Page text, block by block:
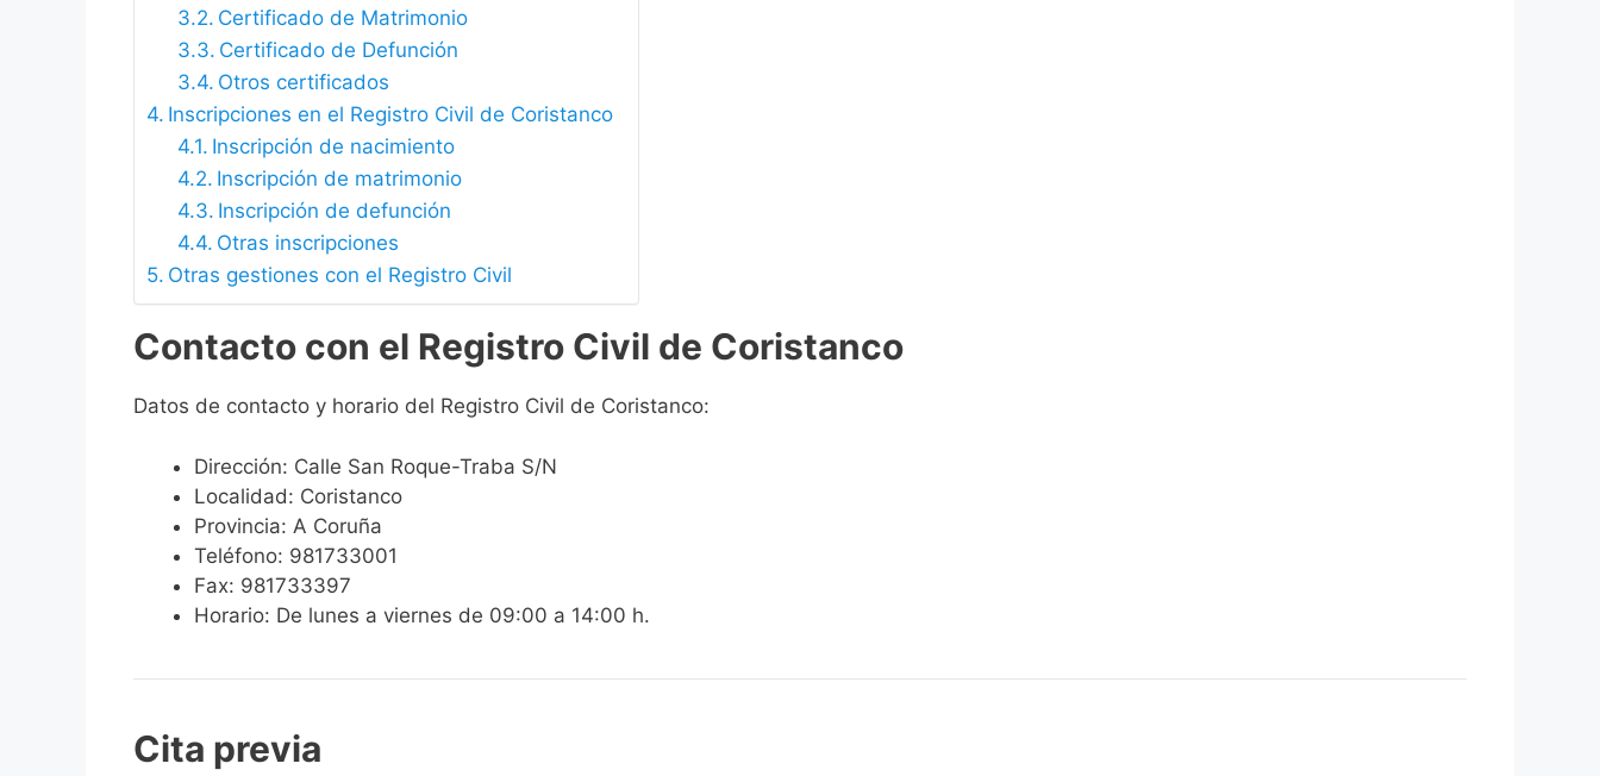
Certificado de Matrimonio
Certificado de Defunción
Otros certificados
Inscripciones en el Registro Civil de Coristanco
Inscripción de nacimiento
Inscripción de matrimonio
Inscripción de defunción
Otras inscripciones
Otras gestiones con el Registro Civil
Contacto con el Registro Civil de Coristanco
Datos de contacto y horario del Registro Civil de Coristanco:
Dirección: Calle San Roque-Traba S/N
Localidad: Coristanco
Provincia: A Coruña
Teléfono: 981733001
Fax: 981733397
Horario: De lunes a viernes de 09:00 a 14:00 h.
Cita previa